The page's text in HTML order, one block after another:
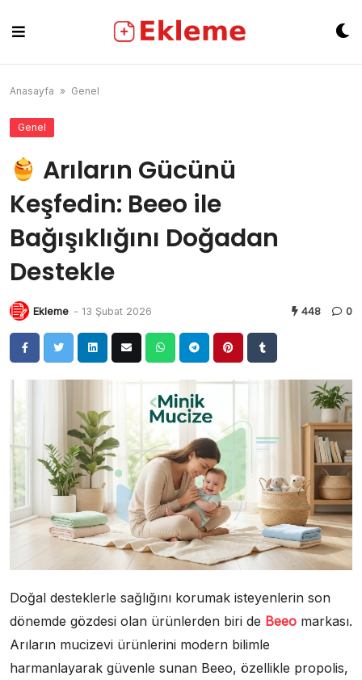
content
Anasayfa » Genel
Genel
Arıların Gücünü
Keşfedin: Beeo ile
Bağışıklığını Doğadan
Destekle
Ekleme - 13 Şubat 2026 448 0
Doğal desteklerle sağlığını korumak isteyenlerin son
dönemde gözdesi olan ürünlerden biri de Beeo markası.
Arıların mucizevi ürünlerini modern bilimle
harmanlayarak güvenle sunan Beeo, özellikle propolis,